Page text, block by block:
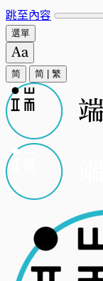
跳至內容
選單
简 简 繁